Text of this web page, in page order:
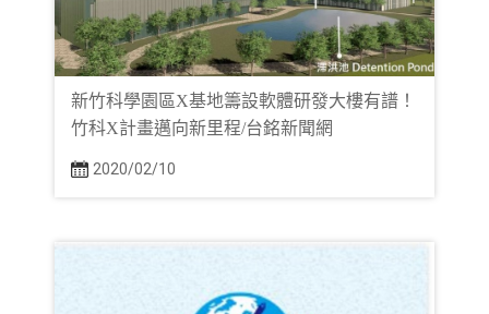
新竹科學園區X基地籌設軟體研發大樓有譜！
竹科X計畫邁向新里程/台銘新聞網
2020/02/10